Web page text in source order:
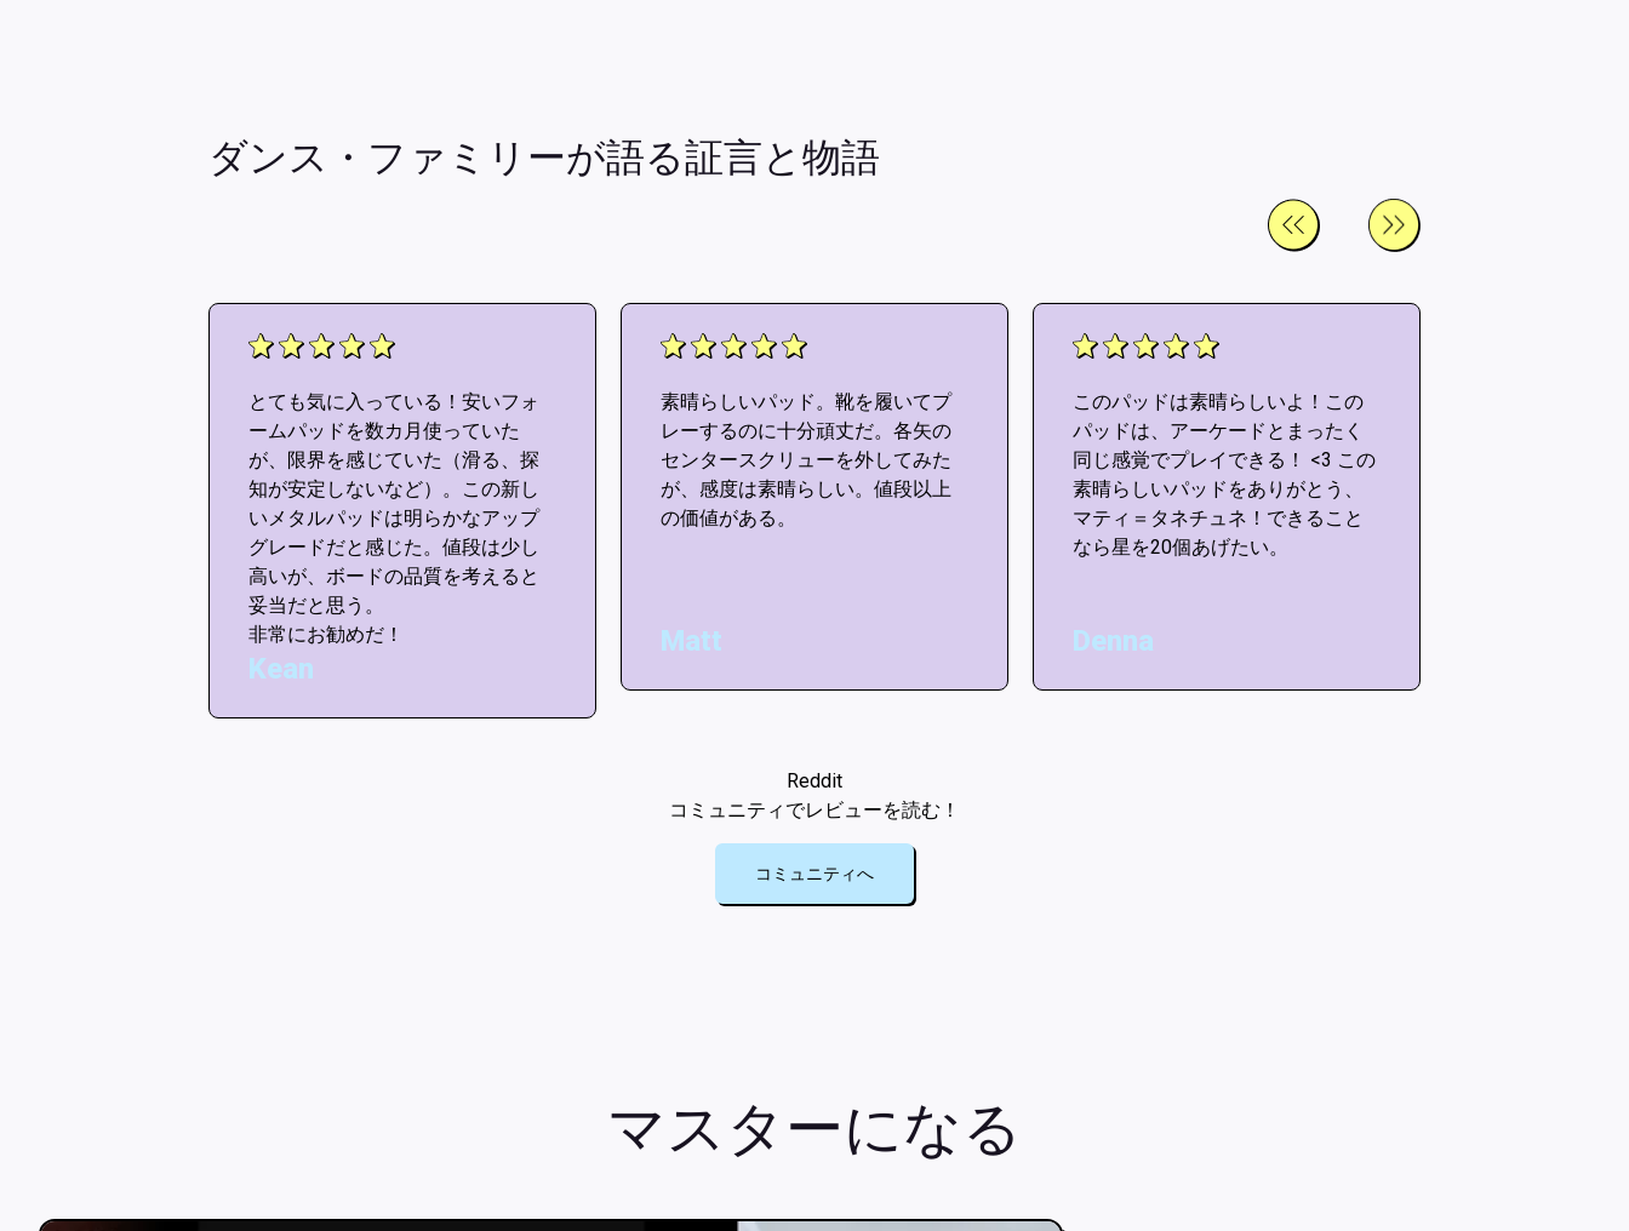
ダンス・ファミリーが語る証言と物語
とても気に入っている！安いフォ
ームパッドを数カ月使っていた
が、限界を感じていた（滑る、探
知が安定しないなど）。この新し
いメタルパッドは明らかなアップ
グレードだと感じた。値段は少し
高いが、ボードの品質を考えると
妥当だと思う。
非常にお勧めだ！
Kean
素晴らしいパッド。靴を履いてプ
レーするのに十分頑丈だ。各矢の
センタースクリューを外してみた
が、感度は素晴らしい。値段以上
の価値がある。
Matt
このパッドは素晴らしいよ！この
パッドは、アーケードとまったく
同じ感覚でプレイできる！ <3 この
素晴らしいパッドをありがとう、
マティ＝タネチュネ！できること
なら星を20個あげたい。
Denna
Reddit
コミュニティでレビューを読む！
コミュニティへ
マスターになる